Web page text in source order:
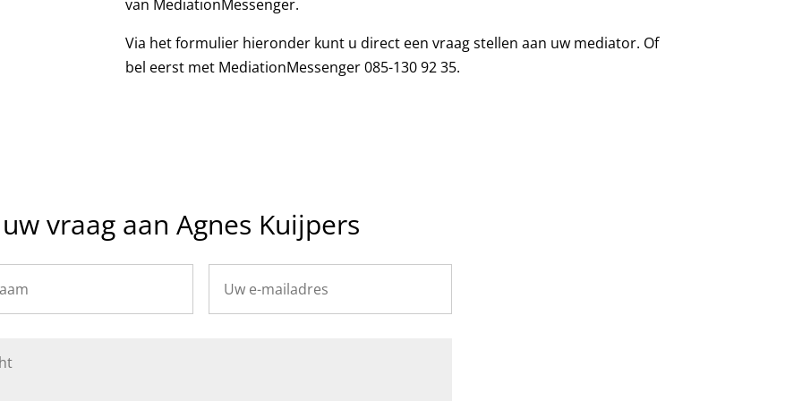
van MediationMessenger.
Via het formulier hieronder kunt u direct een vraag stellen aan uw mediator. Of
bel eerst met MediationMessenger 085-130 92 35.
vraag aan Agnes Kuijpers